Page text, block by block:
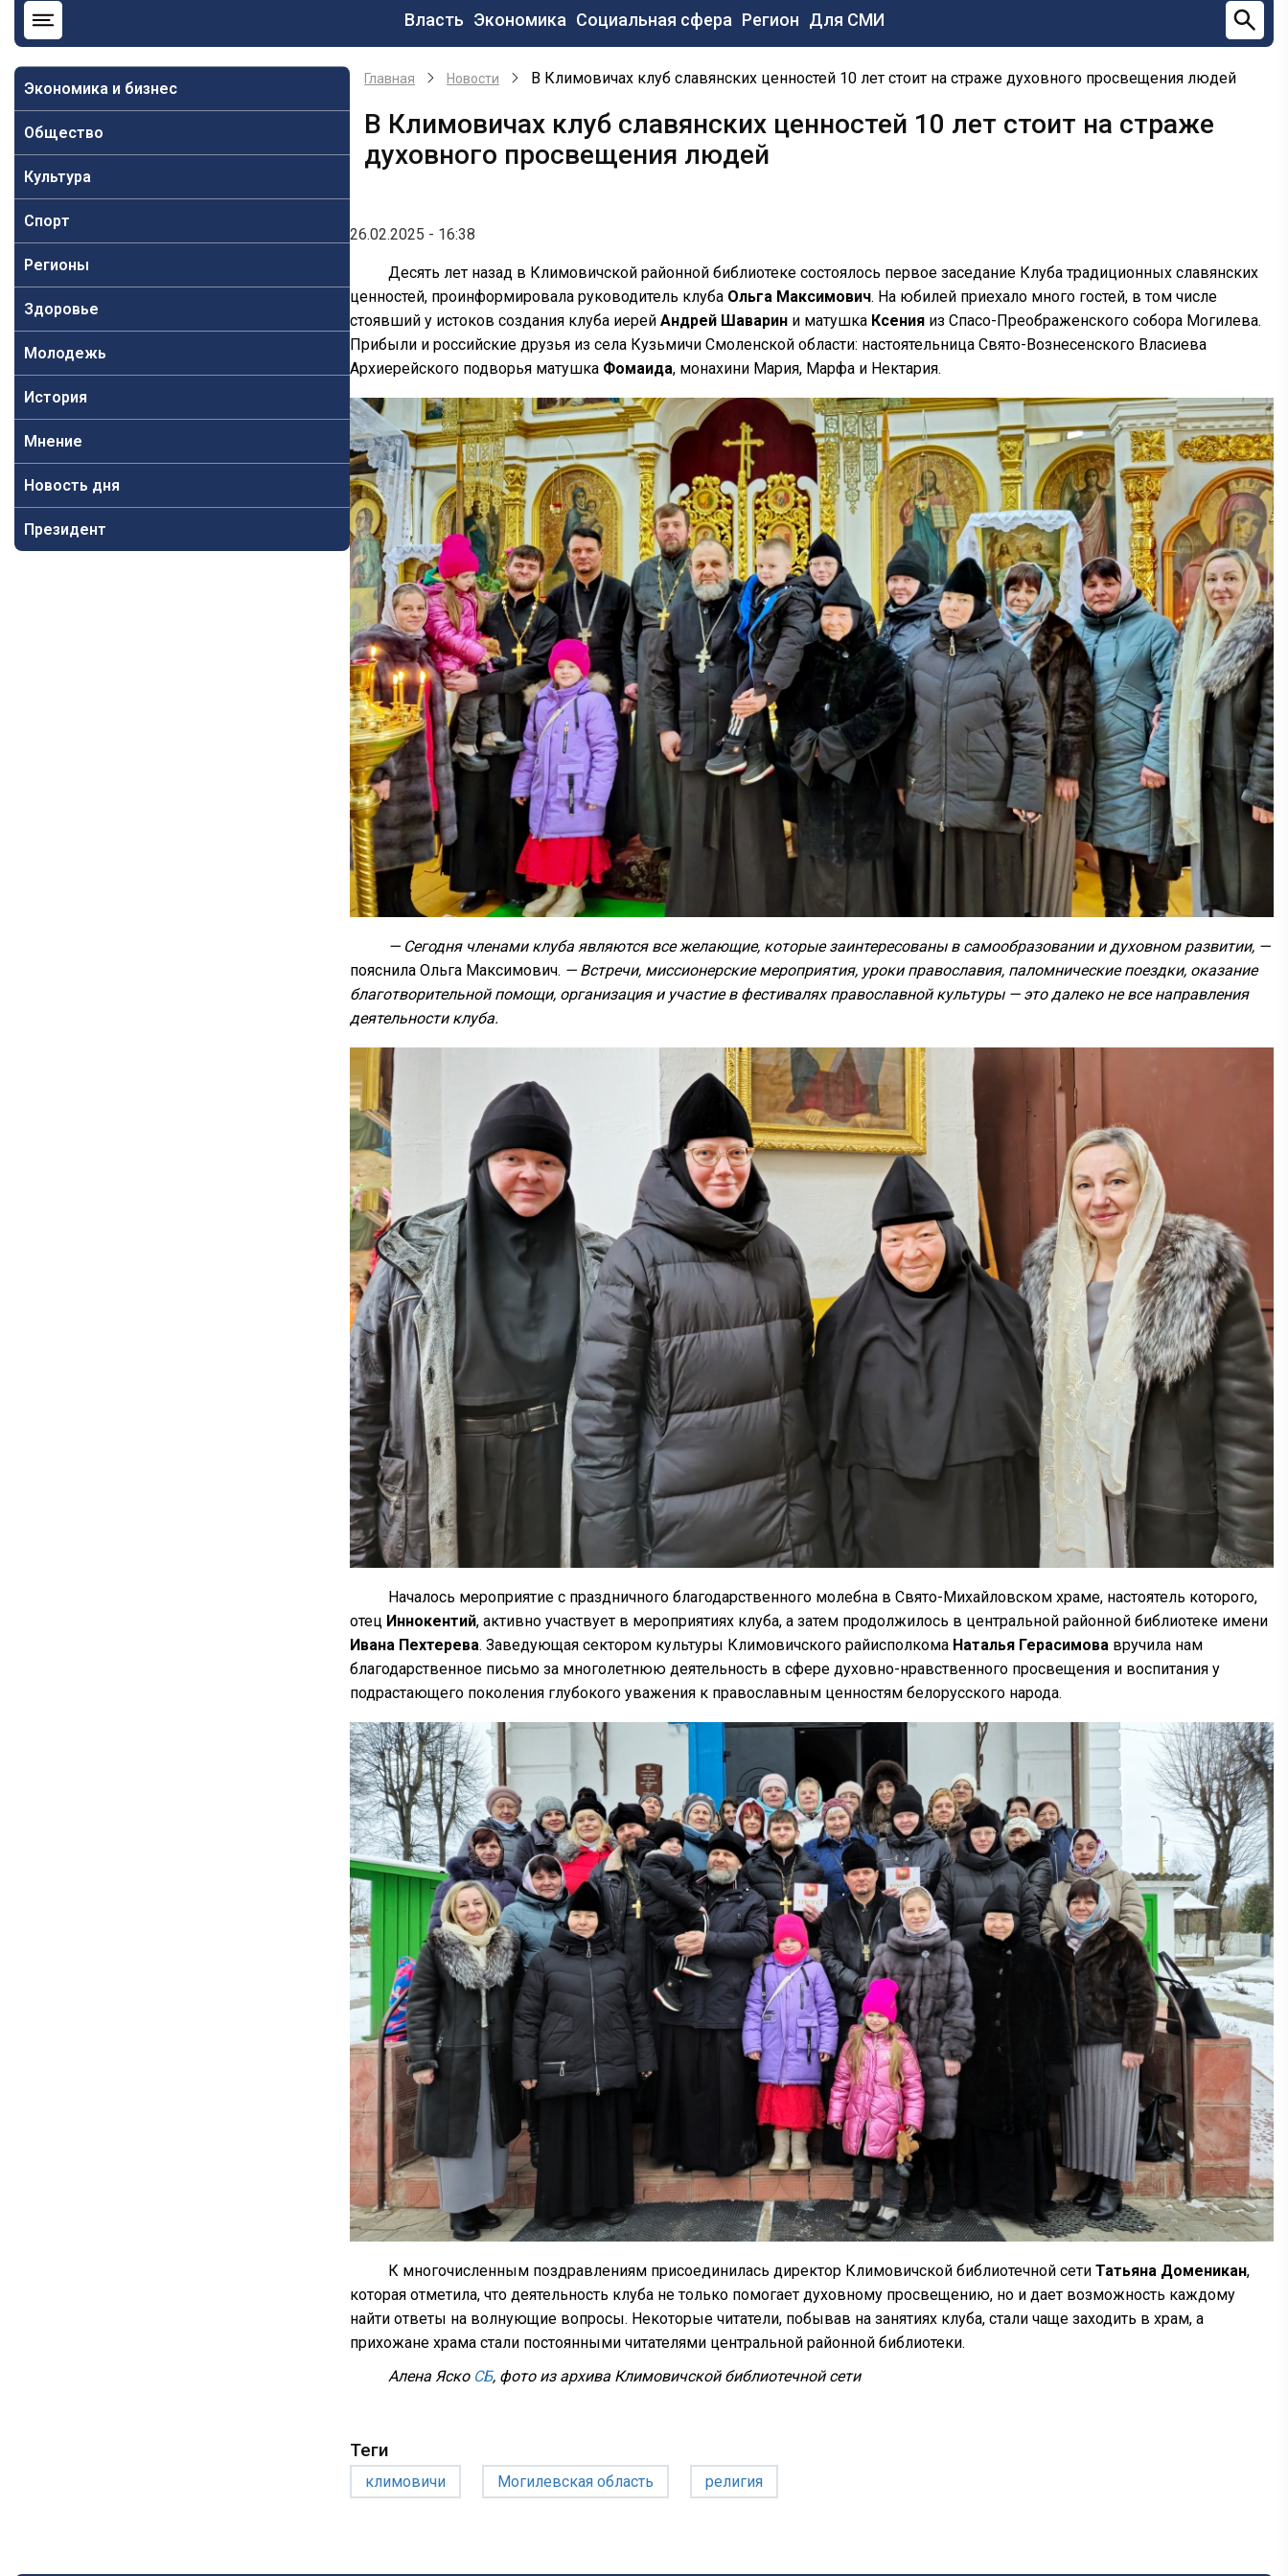
Основная
навигация
Власть Экономика Социальная сфера Регион Для СМИ
Экономика и бизнес
Общество
Культура
Спорт
Регионы
Здоровье
Молодежь
История
Мнение
Новость дня
Президент
Главная Новости В Климовичах клуб славянских ценностей 10 лет стоит на страже духовного просвещения людей
В Климовичах клуб славянских ценностей 10 лет стоит на страже
духовного просвещения людей
26.02.2025 - 16:38
Десять лет назад в Климовичской районной библиотеке состоялось первое заседание Клуба традиционных славянских
ценностей, проинформировала руководитель клуба Ольга Максимович. На юбилей приехало много гостей, в том числе
стоявший у истоков создания клуба иерей Андрей Шаварин и матушка Ксения из Спасо-Преображенского собора Могилева.
Прибыли и российские друзья из села Кузьмичи Смоленской области: настоятельница Свято-Вознесенского Власиева
Архиерейского подворья матушка Фомаида, монахини Мария, Марфа и Нектария.
— Сегодня членами клуба являются все желающие, которые заинтересованы в самообразовании и духовном развитии, —
пояснила Ольга Максимович. — Встречи, миссионерские мероприятия, уроки православия, паломнические поездки, оказание
благотворительной помощи, организация и участие в фестивалях православной культуры — это далеко не все направления
деятельности клуба.
Началось мероприятие с праздничного благодарственного молебна в Свято-Михайловском храме, настоятель которого,
отец Иннокентий, активно участвует в мероприятиях клуба, а затем продолжилось в центральной районной библиотеке имени
Ивана Пехтерева. Заведующая сектором культуры Климовичского райисполкома Наталья Герасимова вручила нам
благодарственное письмо за многолетнюю деятельность в сфере духовно-нравственного просвещения и воспитания у
подрастающего поколения глубокого уважения к православным ценностям белорусского народа.
К многочисленным поздравлениям присоединилась директор Климовичской библиотечной сети Татьяна Доменикан,
которая отметила, что деятельность клуба не только помогает духовному просвещению, но и дает возможность каждому
найти ответы на волнующие вопросы. Некоторые читатели, побывав на занятиях клуба, стали чаще заходить в храм, а
прихожане храма стали постоянными читателями центральной районной библиотеки.
Алена Яско СБ, фото из архива Климовичской библиотечной сети
Теги
климовичи Могилевская область религия